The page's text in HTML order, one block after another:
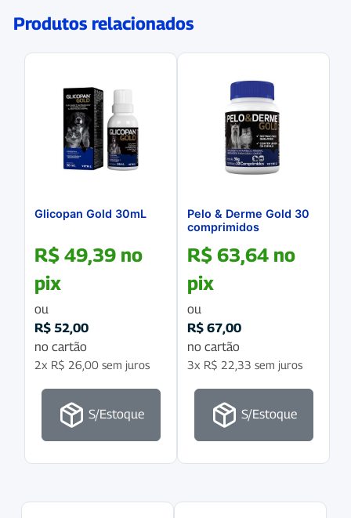
Produtos relacionados
Glicopan Gold 30mL
R$ 49,39 no
pix
ou
R$ 52,00
no cartão
2x R$ 26,00 sem juros
S/Estoque
Pelo & Derme Gold 30
comprimidos
R$ 63,64 no
pix
ou
R$ 67,00
no cartão
3x R$ 22,33 sem juros
S/Estoque